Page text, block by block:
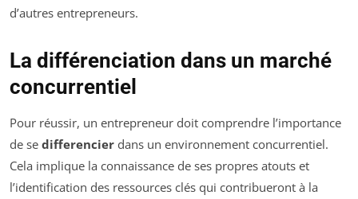
d’autres entrepreneurs.
La différenciation dans un marché
concurrentiel
Pour réussir, un entrepreneur doit comprendre l’importance
de se differencier dans un environnement concurrentiel.
Cela implique la connaissance de ses propres atouts et
l’identification des ressources clés qui contribueront à la